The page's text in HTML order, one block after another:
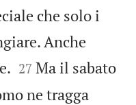
che solo i
Anche


27 Ma il sabato
ne tragga